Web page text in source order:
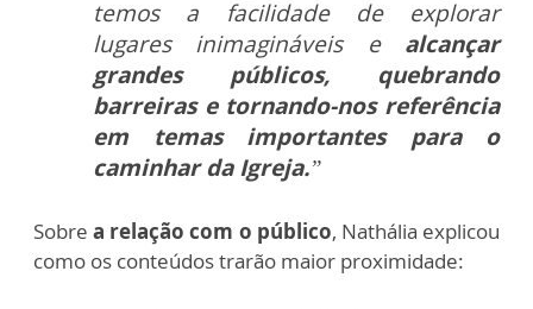
temos a facilidade de explorar
lugares inimagináveis e alcançar
grandes públicos, quebrando
barreiras e tornando-nos referência
em temas importantes para o
caminhar da Igreja.”
Sobrea relação com o público, Nathália explicou
como os conteúdos trarão maior proximidade: